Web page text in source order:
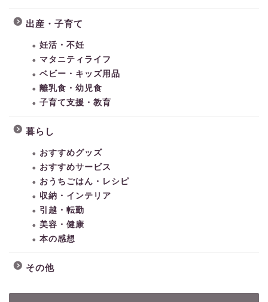
出産・子育て
妊活・不妊
マタニティライフ
ベビー・キッズ用品
離乳食・幼児食
子育て支援・教育
暮らし
おすすめグッズ
おすすめサービス
おうちごはん・レシピ
収納・インテリア
引越・転勤
美容・健康
本の感想
その他